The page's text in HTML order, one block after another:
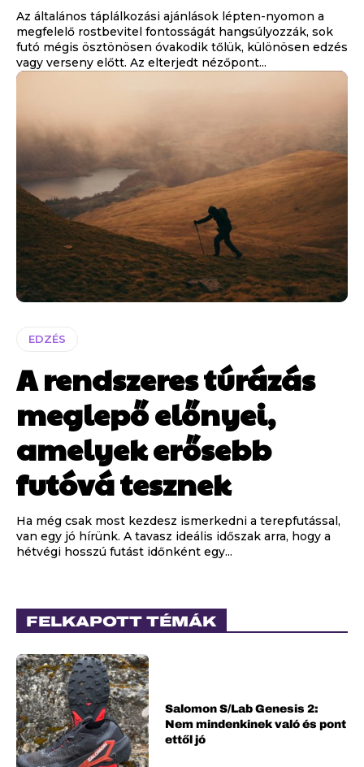
Az általános táplálkozási ajánlások lépten-nyomon a
megfelelő rostbevitel fontosságát hangsúlyozzák, sok
futó mégis ösztönösen óvakodik tőlük, különösen edzés
vagy verseny előtt. Az elterjedt nézőpont...
EDZÉS
A rendszeres túrázás
meglepő előnyei,
amelyek erősebb
futóvá tesznek
Ha még csak most kezdesz ismerkedni a terepfutással,
van egy jó hírünk. A tavasz ideális időszak arra, hogy a
hétvégi hosszú futást időnként egy...
FELKAPOTT TÉMÁK
Salomon S/Lab Genesis 2:
Nem mindenkinek való és pont
ettől jó